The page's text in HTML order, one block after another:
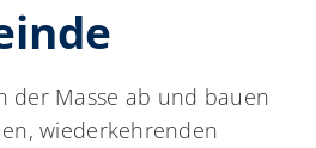
der Masse ab und bauen
wiederkehrenden